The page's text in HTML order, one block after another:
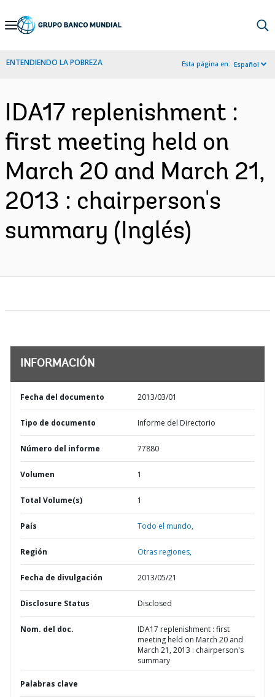
Skip
Navigation
ENTENDIENDO LA POBREZA Esta página en: Español
IDA17 replenishment :
first meeting held on
March 20 and March 21,
2013 : chairperson's
summary (Inglés)
INFORMACIÓN
Fecha del documento 2013/03/01
Tipo de documento Informe del Directorio
Número del informe 77880
Volumen 1
Total Volume(s) 1
País Todo el mundo,
Región Otras regiones,
Fecha de divulgación 2013/05/21
Disclosure Status Disclosed
Nom. del doc.
IDA17 replenishment : first
meeting held on March 20 and
March 21, 2013 : chairperson's
summary
Palabras clave